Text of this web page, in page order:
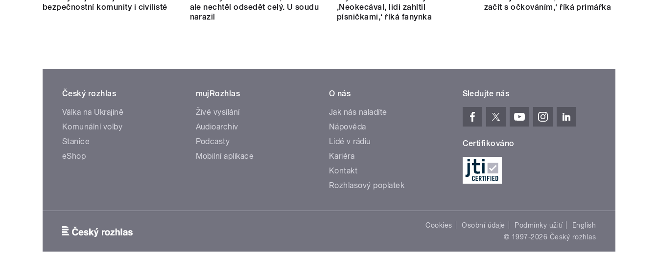
bezpečnostní komunity i civilisté
ale nechtěl odsedět celý. U soudu
narazil
‚Neokecával, lidi zahltil
písničkami,‘ říká fanynka
začít s očkováním,‘ říká primářka
Český rozhlas
Válka na Ukrajině
Komunální volby
Stanice
eShop
mujRozhlas
Živé vysílání
Audioarchiv
Podcasty
Mobilní aplikace
O nás
Jak nás naladíte
Nápověda
Lidé v rádiu
Kariéra
Kontakt
Rozhlasový poplatek
Sledujte nás
Certifikováno
Cookies Osobní údaje Podmínky užití
English
© 1997-2026 Český rozhlas